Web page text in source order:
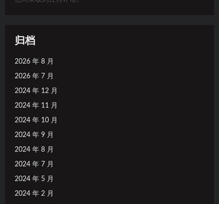
归档
2026 年 8 月
2026 年 7 月
2024 年 12 月
2024 年 11 月
2024 年 10 月
2024 年 9 月
2024 年 8 月
2024 年 7 月
2024 年 5 月
2024 年 2 月